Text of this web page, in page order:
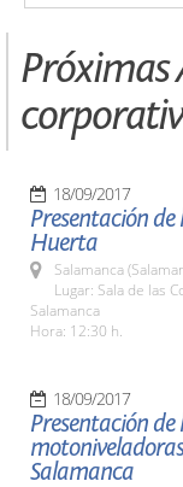
Próximas
18/09/2017
Presentación de
Huerta
Salamanca
Lugar: Sala de las
Salamanca
Hora: 12:30 h.
18/09/2017
Presentación de
Salamanca